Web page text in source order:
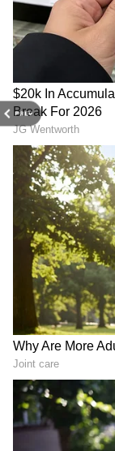
PREV 3
5
Vinesh
శనివారం
విమానాశ్రయానికి
స్వాగతం
భద్రతను
పతకం కోసం
ఆశ్రయించిన